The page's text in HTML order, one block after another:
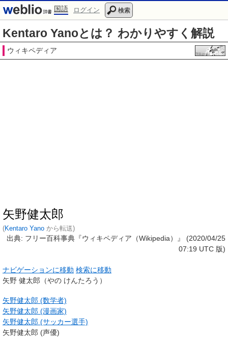
国語 ログイン 検索
Kentaro Yanoとは？ わかりやすく解説
ウィキペディア
矢野健太郎
(Kentaro Yano から転送)
出典: フリー百科事典『ウィキペディア（Wikipedia）』 (2020/04/25
07:19 UTC 版)
ナビゲーションに移動 検索に移動
矢野 健太郎 （やの けんたろう）
矢野健太郎 (数学者)
矢野健太郎 (漫画家)
矢野健太郎 (サッカー選手)
矢野健太郎 (声優)